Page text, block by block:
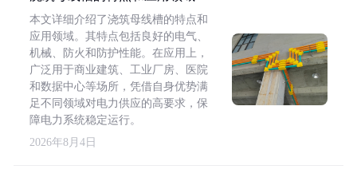
本文详细介绍了浇筑母线槽的特点和
应用领域。其特点包括良好的电气、
机械、防火和防护性能。在应用上，
广泛用于商业建筑、工业厂房、医院
和数据中心等场所，凭借自身优势满
足不同领域对电力供应的高要求，保
障电力系统稳定运行。
2026年8月4日